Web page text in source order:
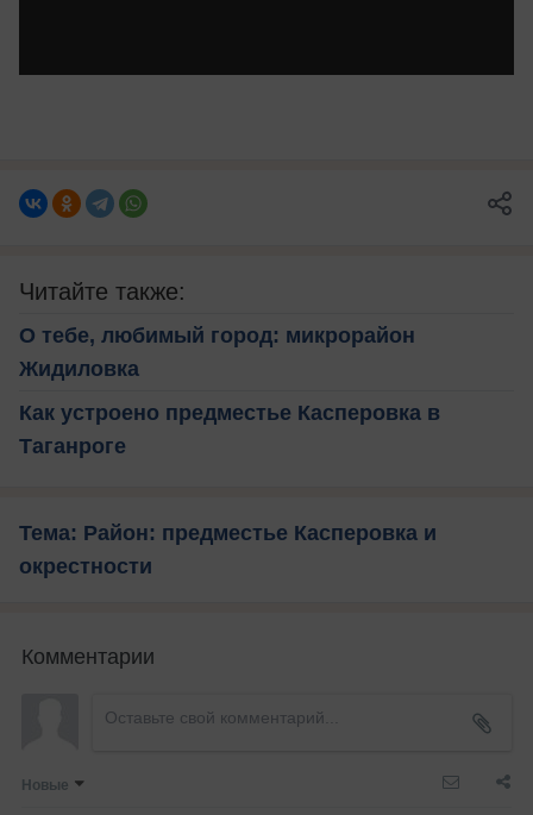
Читайте также:
О тебе, любимый город: микрорайон
Жидиловка
Как устроено предместье Касперовка в
Таганроге
Тема: Район: предместье Касперовка и
окрестности
Комментарии
Новые